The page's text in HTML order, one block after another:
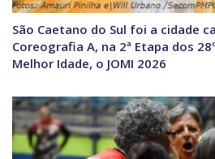
São Caetano do Sul foi a cidade
Coreografia A, na 2ª Etapa dos
Melhor Idade, o JOMI 2026